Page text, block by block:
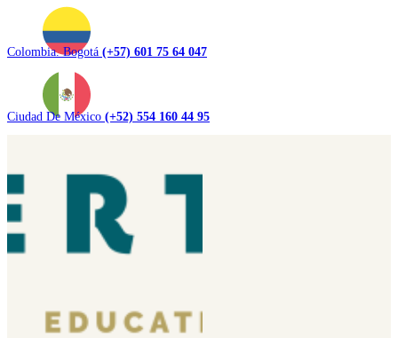
Colombia. Bogotá (+57) 601 75 64 047
Ciudad De México (+52) 554 160 44 95